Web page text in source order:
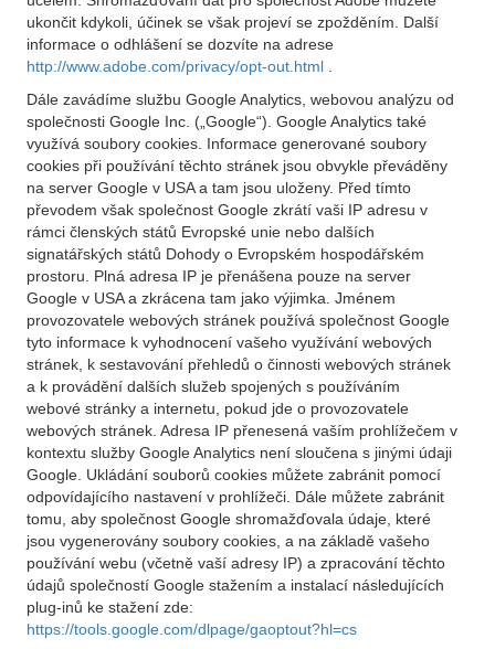
ukončit kdykoli, účinek se však projeví se zpožděním. Další
informace o odhlášení se dozvíte na adrese
http://www.adobe.com/privacy/opt-out.html
Dále zavádíme službu Google Analytics, webovou analýzu od
společnosti Google Inc. („Google“). Google Analytics také
využívá soubory cookies. Informace generované soubory
cookies při používání těchto stránek jsou obvykle převáděny
na server Google v USA a tam jsou uloženy. Před tímto
převodem však společnost Google zkrátí vaši IP adresu v
rámci členských států Evropské unie nebo dalších
signatářských států Dohody o Evropském hospodářském
prostoru. Plná adresa IP je přenášena pouze na server
Google v USA a zkrácena tam jako výjimka. Jménem
provozovatele webových stránek používá společnost Google
tyto informace k vyhodnocení vašeho využívání webových
stránek, k sestavování přehledů o činnosti webových stránek
a k provádění dalších služeb spojených s používáním
webové stránky a internetu, pokud jde o provozovatele
webových stránek. Adresa IP přenesená vaším prohlížečem v
kontextu služby Google Analytics není sloučena s jinými údaji
Google. Ukládání souborů cookies můžete zabránit pomocí
odpovídajícího nastavení v prohlížeči. Dále můžete zabránit
tomu, aby společnost Google shromažďovala údaje, které
jsou vygenerovány soubory cookies, a na základě vašeho
používání webu (včetně vaší adresy IP) a zpracování těchto
údajů společností Google stažením a instalací následujících
plug-inů ke stažení zde:
https://tools.google.com/dlpage/gaoptout?hl=cs